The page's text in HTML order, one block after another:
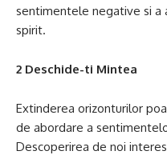
sentimentele negative si a
spirit.
2 Deschide-ti Mintea
Extinderea orizonturilor
de abordare a
Descoperirea de noi